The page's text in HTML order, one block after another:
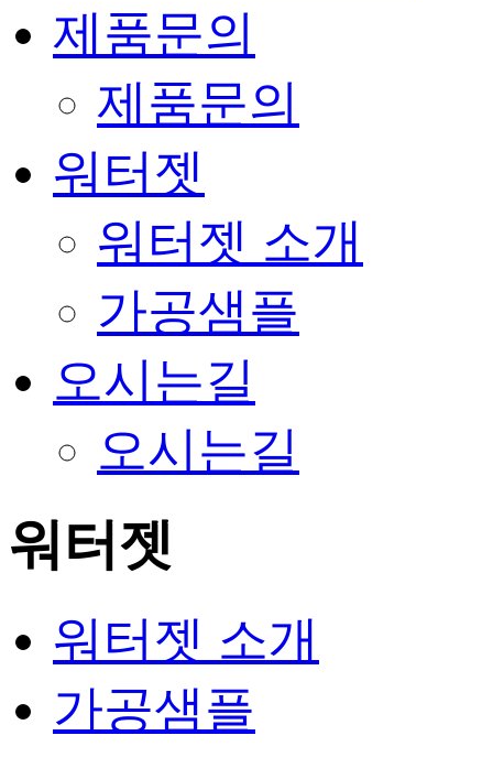
제품문의
제품문의
워터젯
워터젯 소개
가공샘플
오시는길
오시는길
워터젯
워터젯 소개
가공샘플